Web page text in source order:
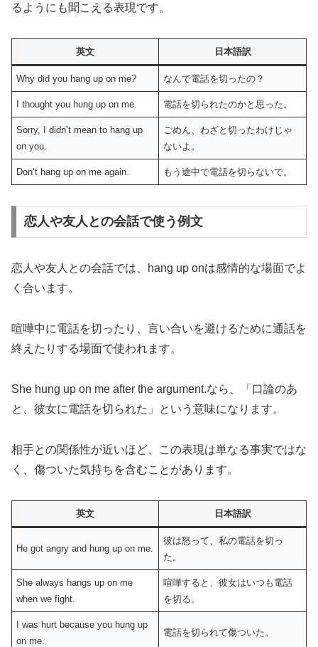
るようにも聞こえる表現です。
英文 日本語訳
Why did you hang up on me? なんで電話を切ったの？
I thought you hung up on me. 電話を切られたのかと思った。
Sorry, I didn’t mean to hang up
on you.
ごめん、わざと切ったわけじゃ
ないよ。
Don’t hang up on me again. もう途中で電話を切らないで。
恋人や友人との会話で使う例文
恋人や友人との会話では、hang up onは感情的な場面でよ
く合います。
喧嘩中に電話を切ったり、言い合いを避けるために通話を
終えたりする場面で使われます。
She hung up on me after the argument.なら、「口論のあ
と、彼女に電話を切られた」という意味になります。
相手との関係性が近いほど、この表現は単なる事実ではな
く、傷ついた気持ちを含むことがあります。
英文 日本語訳
He got angry and hung up on me.
彼は怒って、私の電話を切っ
た。
She always hangs up on me
when we fight.
喧嘩すると、彼女はいつも電話
を切る。
I was hurt because you hung up
on me.
電話を切られて傷ついた。